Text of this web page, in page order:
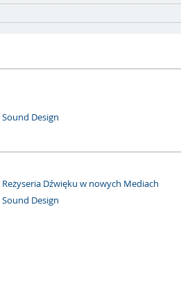
Design
Dźwięku w nowych Mediach
Design